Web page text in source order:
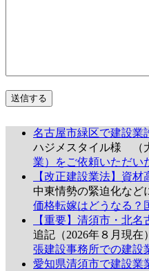
名古屋市緑区で建設
ハジメスタイル様 （
業）をご依頼いただい
【改正建設業法】資
中東情勢の緊迫化など
価格転嫁はどうなる？
【重要】清須市・北
追記（2026年８月現
張建設事務所での建設
愛知県清須市で建設